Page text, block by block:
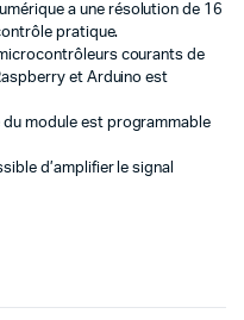
a une résolution de 16
pratique.
courants de
et Arduino est
du module est programmable
d’amplifier le signal